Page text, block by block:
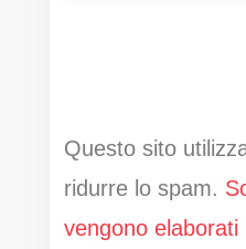
Questo sito
ridurre lo spam.
vengono